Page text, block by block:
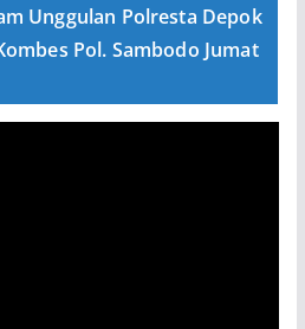
Unggulan Polresta Depok
Pol. Sambodo Jumat